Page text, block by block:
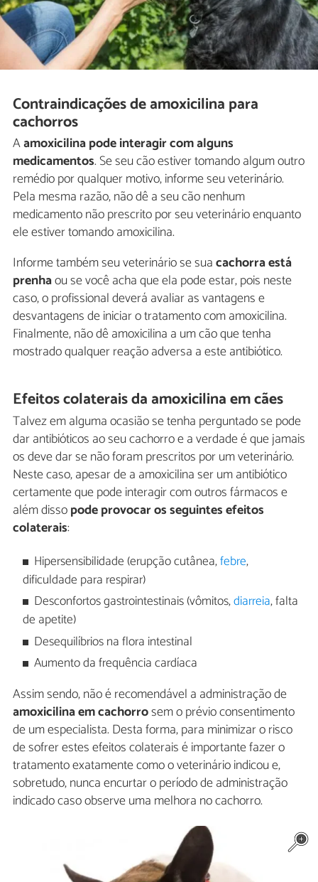
Contraindicações de amoxicilina para
cachorros
Aamoxicilina pode interagir com alguns
medicamentos. Se seu cão estiver tomando algum outro
remédio por qualquer motivo, informe seu veterinário.
Pela mesma razão, não dê a seu cão nenhum
medicamento não prescrito por seu veterinário enquanto
ele estiver tomando amoxicilina.
Informe também seu veterinário se suacachorra está
prenhaou se você acha que ela pode estar, pois neste
caso, o profissional deverá avaliar as vantagens e
desvantagens de iniciar o tratamento com amoxicilina.
Finalmente, não dê amoxicilina a um cão que tenha
mostrado qualquer reação adversa a este antibiótico.
Efeitos colaterais da amoxicilina em cães
Talvez em alguma ocasião se tenha perguntado se pode
dar antibióticos ao seu cachorro e a verdade é que jamais
os deve dar se não foram prescritos por um veterinário.
Neste caso, apesar de a amoxicilina ser um antibiótico
certamente que pode interagir com outros fármacos e
além dissopode provocar os seguintes efeitos
colaterais:
Hipersensibilidade (erupção cutânea,febre,
dificuldade para respirar)
Desconfortos gastrointestinais (vômitos,diarreia, falta
de apetite)
Desequilíbrios na flora intestinal
Aumento da frequência cardíaca
Assim sendo, não é recomendável a administração de
amoxicilina em cachorrosem o prévio consentimento
de um especialista. Desta forma, para minimizar o risco
de sofrer estes efeitos colaterais é importante fazer o
tratamento exatamente como o veterinário indicou e,
sobretudo, nunca encurtar o período de administração
indicado caso observe uma melhora no cachorro.